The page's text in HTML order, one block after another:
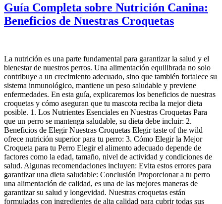
Guía Completa sobre Nutrición Canina:
Beneficios de Nuestras Croquetas
La nutrición es una parte fundamental para garantizar la salud y el
bienestar de nuestros perros. Una alimentación equilibrada no solo
contribuye a un crecimiento adecuado, sino que también fortalece su
sistema inmunológico, mantiene un peso saludable y previene
enfermedades. En esta guía, explicaremos los beneficios de nuestras
croquetas y cómo aseguran que tu mascota reciba la mejor dieta
posible. 1. Los Nutrientes Esenciales en Nuestras Croquetas Para
que un perro se mantenga saludable, su dieta debe incluir: 2.
Beneficios de Elegir Nuestras Croquetas Elegir taste of the wild
ofrece nutrición superior para tu perro: 3. Cómo Elegir la Mejor
Croqueta para tu Perro Elegir el alimento adecuado depende de
factores como la edad, tamaño, nivel de actividad y condiciones de
salud. Algunas recomendaciones incluyen: Evita estos errores para
garantizar una dieta saludable: Conclusión Proporcionar a tu perro
una alimentación de calidad, es una de las mejores maneras de
garantizar su salud y longevidad. Nuestras croquetas están
formuladas con ingredientes de alta calidad para cubrir todas sus